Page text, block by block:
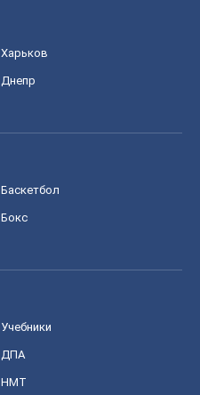
Харьков
Днепр
Баскетбол
Бокс
Учебники
ДПА
НМТ